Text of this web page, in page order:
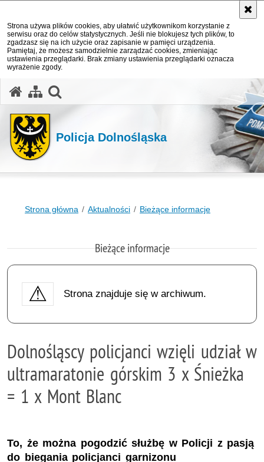
Strona używa plików cookies, aby ułatwić użytkownikom korzystanie z
serwisu oraz do celów statystycznych. Jeśli nie blokujesz tych plików, to
zgadzasz się na ich użycie oraz zapisanie w pamięci urządzenia.
Pamiętaj, że możesz samodzielnie zarządzać cookies, zmieniając
ustawienia przeglądarki. Brak zmiany ustawienia przeglądarki oznacza
wyrażenie zgody.
Policja Dolnośląska
Strona główna Aktualności Bieżące informacje
Bieżące informacje
Strona znajduje się w archiwum.
Dolnośląscy policjanci wzięli udział w
ultramaratonie górskim 3 x Śnieżka
= 1 x Mont Blanc
To, że można pogodzić służbę w Policji z pasją
do biegania policjanci garnizonu